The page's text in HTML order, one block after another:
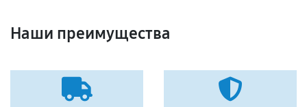
Наши преимущества